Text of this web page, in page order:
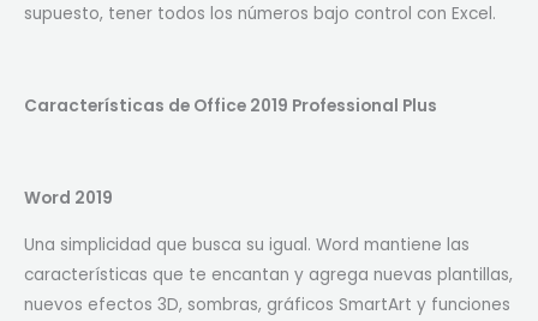
supuesto, tener todos los números bajo control con Excel.
Características de Office 2019 Professional Plus
Word 2019
Una simplicidad que busca su igual. Word mantiene las
características que te encantan y agrega nuevas plantillas,
nuevos efectos 3D, sombras, gráficos SmartArt y funciones